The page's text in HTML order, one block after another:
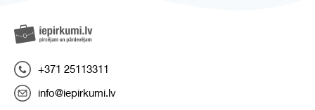
+371 25113311
info@iepirkumi.lv